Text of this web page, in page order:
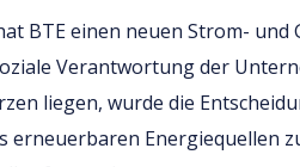
BTE einen neuen Strom-
Verantwortung der
liegen, wurde die
erneuerbaren Energiequellen